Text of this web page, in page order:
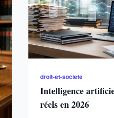
droit-et-societe
Intelligence
réels en 2026